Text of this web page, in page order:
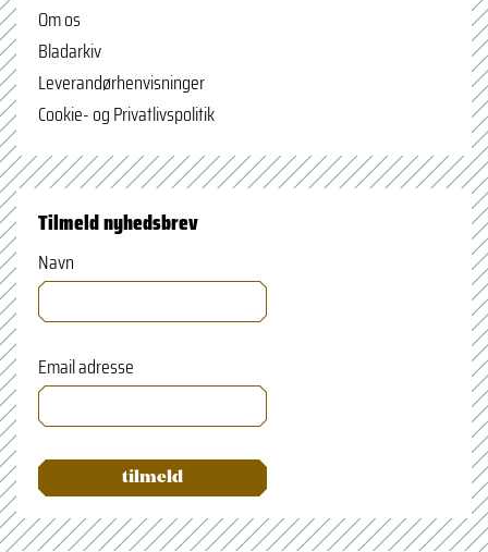
Om os
Bladarkiv
Leverandørhenvisninger
Cookie- og Privatlivspolitik
Tilmeld nyhedsbrev
Navn
Email adresse